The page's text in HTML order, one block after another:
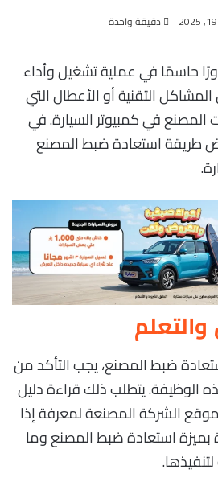
دقيقة واحدة
حاسمًا في عملية تشغيل وأداء
التقنية أو الأعطال التي
المصنع في كمبيوتر السيارة. في
طريقة استعادة ضبط المصنع
والتعلم
ضبط المصنع، يجب التأكد من
الوظيفة. يتطلب ذلك قراءة دليل
الشركة المصنعة لمعرفة إذا
بميزة استعادة ضبط المصنع وما